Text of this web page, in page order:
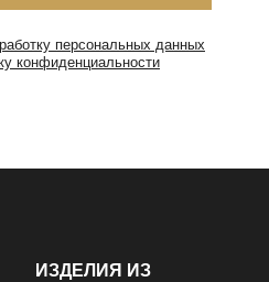
персональных данных
конфиденциальности
ИЗДЕЛИЯ ИЗ